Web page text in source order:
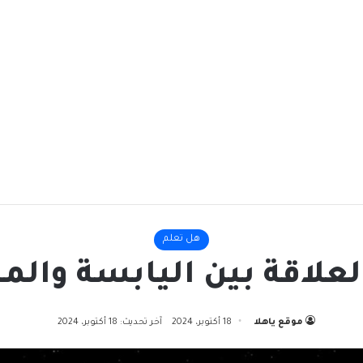
هل تعلم
بين اليابسة
موقع ياهلا 18 أكتوبر، 2024 آخر تحديث: 18 أكتوبر، 2024